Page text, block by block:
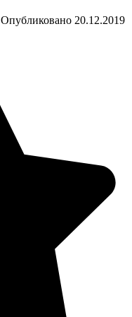
Опубликовано 20.12.2019